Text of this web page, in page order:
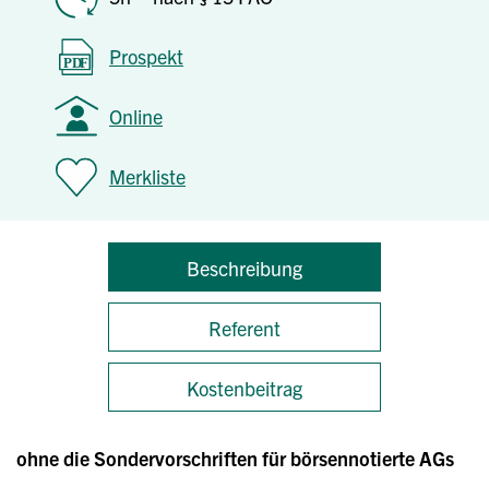
Prospekt
Online
Merkliste
Beschreibung
Referent
Kostenbeitrag
ohne die Sondervorschriften für börsennotierte AGs